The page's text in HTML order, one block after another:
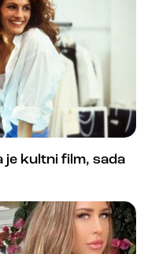
je kultni film, sada